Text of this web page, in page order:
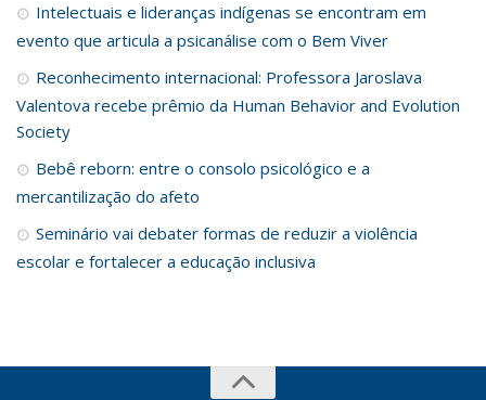
Intelectuais e lideranças indígenas se encontram em
evento que articula a psicanálise com o Bem Viver
Reconhecimento internacional: Professora Jaroslava
Valentova recebe prêmio da Human Behavior and Evolution
Society
Bebê reborn: entre o consolo psicológico e a
mercantilização do afeto
Seminário vai debater formas de reduzir a violência
escolar e fortalecer a educação inclusiva